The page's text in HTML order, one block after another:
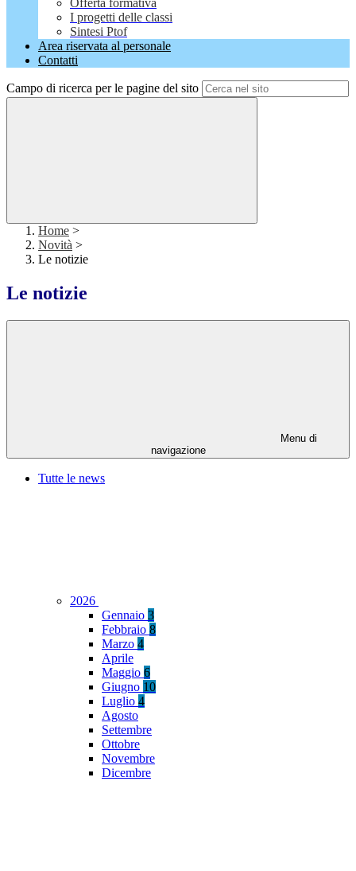
Offerta formativa
I progetti delle classi
Sintesi Ptof
Area riservata al personale
Contatti
Campo di ricerca per le pagine del sito
Home >
Novità >
Le notizie
Le notizie
Menu di
navigazione
Tutte le news
2026
Gennaio 3
Febbraio 8
Marzo 4
Aprile
Maggio 6
Giugno 10
Luglio 4
Agosto
Settembre
Ottobre
Novembre
Dicembre